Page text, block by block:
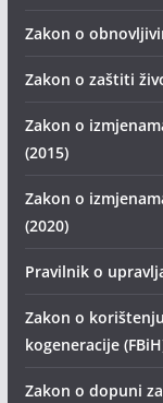
Zakon o
Zakon o zaštiti
Zakon o
(2015)
Zakon o
(2020)
Pravilnik o
Zakon o
kogeneracije
Zakon o dopuni